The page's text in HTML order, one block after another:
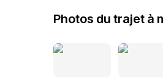
Photos du trajet à